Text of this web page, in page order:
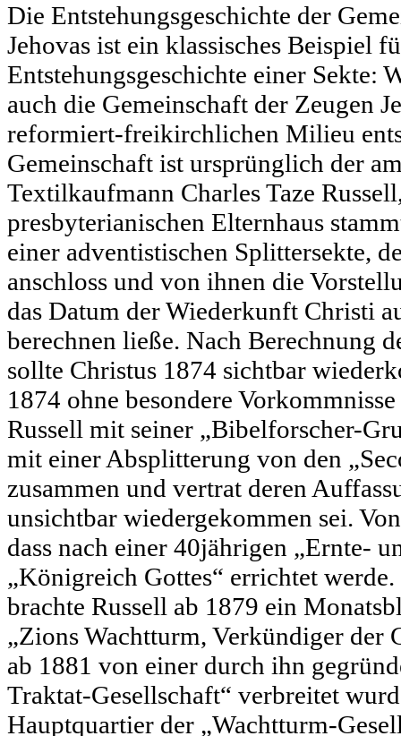
Die Entstehungsgeschichte der
Jehovas ist ein klassisches Beispiel
Entstehungsgeschichte einer Sekte:
auch die Gemeinschaft der Zeugen
reformiert-freikirchlichen Milieu
Gemeinschaft ist ursprünglich der
Textilkaufmann Charles Taze
presbyterianischen Elternhaus
einer adventistischen Splittersekte,
anschloss und von ihnen die
das Datum der Wiederkunft Christi
berechnen ließe. Nach Berechnung
sollte Christus 1874 sichtbar
1874 ohne besondere
Russell mit seiner „Bibelforscher-
mit einer Absplitterung von den
zusammen und vertrat deren
unsichtbar wiedergekommen sei.
dass nach einer 40jährigen „Ernte-
„Königreich Gottes“ errichtet
brachte Russell ab 1879 ein
„Zions Wachtturm, Verkündiger der
ab 1881 von einer durch ihn
Traktat-Gesellschaft“ verbreitet
Hauptquartier der „Wachtturm-